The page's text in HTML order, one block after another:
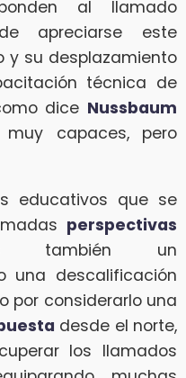
al llamado
apreciarse este
y su desplazamiento
técnica de
dice Nussbaum
capaces, pero
educativos que se
perspectivas
también un
una descalificación
por considerarlo una
desde el norte,
los llamados